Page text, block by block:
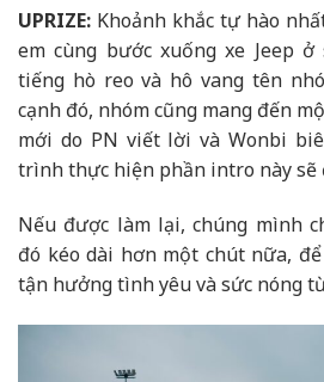
UPRIZE: Khoảnh khắc tự hào
em cùng bước xuống xe Jeep
tiếng hò reo và hô vang tên
cạnh đó, nhóm cũng mang đến
mới do PN viết lời và Wonbi
trình thực hiện phần intro này sẽ
Nếu được làm lại, chúng mình
đó kéo dài hơn một chút nữa,
tận hưởng tình yêu và sức nóng